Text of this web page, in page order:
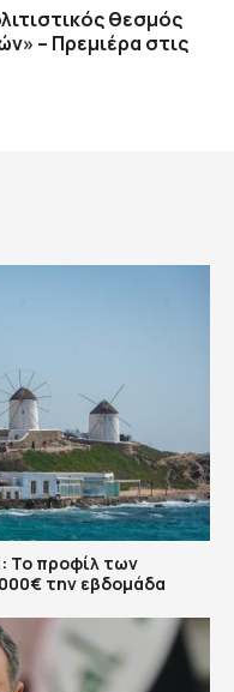
θεσμός
– Πρεμιέρα στις
Το προφίλ των
την εβδομάδα